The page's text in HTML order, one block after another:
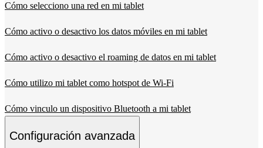
Cómo selecciono una red en mi tablet
Cómo activo o desactivo los datos móviles en mi tablet
Cómo activo o desactivo el roaming de datos en mi tablet
Cómo utilizo mi tablet como hotspot de Wi-Fi
Cómo vinculo un dispositivo Bluetooth a mi tablet
Configuración avanzada